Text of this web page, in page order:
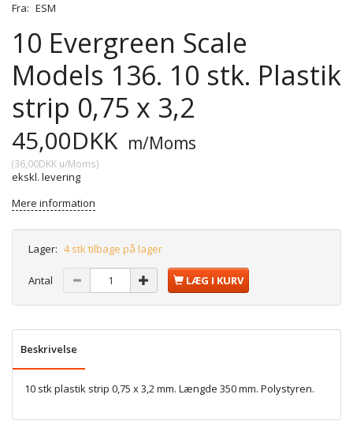
Fra: ESM
10 Evergreen Scale
Models 136. 10 stk. Plastik
strip 0,75 x 3,2
45,00DKK m/Moms
(36,00DKK u/Moms)
ekskl. levering
Mere information
Lager: 4 stk tilbage på lager
Antal LÆG I KURV
Beskrivelse
10 stk plastik strip 0,75 x 3,2 mm. Længde 350 mm. Polystyren.